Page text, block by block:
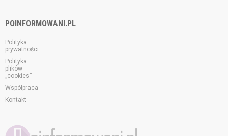
POINFORMOWANI.PL
Polityka
prywatności
Polityka
plików
„cookies”
Współpraca
Kontakt